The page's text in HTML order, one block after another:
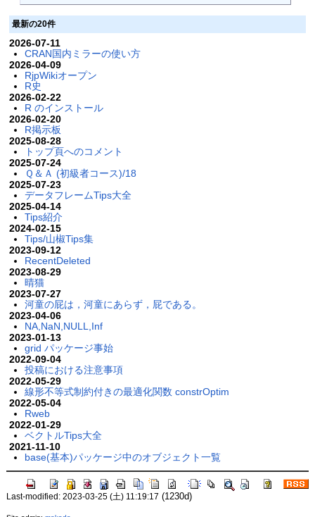
最新の20件
2026-07-11
CRAN国内ミラーの使い方
2026-04-09
RjpWikiオープン
R史
2026-02-22
R のインストール
2026-02-20
R掲示板
2025-08-28
トップ頁へのコメント
2025-07-24
Ｑ＆Ａ (初級者コース)/18
2025-07-23
データフレームTips大全
2025-04-14
Tips紹介
2024-02-15
Tips/山椒Tips集
2023-09-12
RecentDeleted
2023-08-29
晴猫
2023-07-27
河童の屁は，河童にあらず，屁である。
2023-04-06
NA,NaN,NULL,Inf
2023-01-13
grid パッケージ事始
2022-09-04
投稿における注意事項
2022-05-29
線形不等式制約付きの最適化関数 constrOptim
2022-05-04
Rweb
2022-01-29
ベクトルTips大全
2021-11-10
base(基本)パッケージ中のオブジェクト一覧
Last-modified: 2023-03-25 (土) 11:19:17 (1230d)